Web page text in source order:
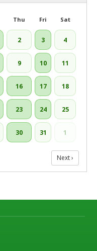
Thu Fri Sat
2 3 4
9 10 11
16 17 18
23 24 25
30 31 1
Next ›